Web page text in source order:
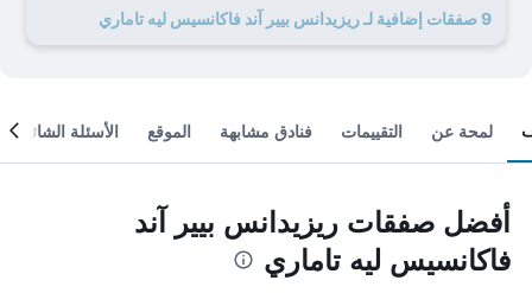
9 صفقات إضافية لـ ريزيدانس بيير آند فاكانسيس ليه تاماري
لمحة عن التقييمات فنادق مشابهة الموقع الأسئلة الشائعة
أفضل صفقات ريزيدانس بيير آند
فاكانسيس ليه تاماري